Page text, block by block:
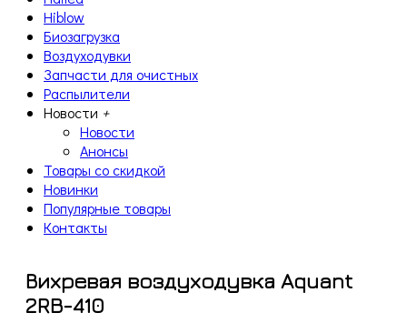
Hiblow
Биозагрузка
Воздуходувки
Запчасти для очистных
Распылители
Новости +
Новости
Анонсы
Товары со скидкой
Новинки
Популярные товары
Контакты
Вихревая воздуходувка Aquant
2RB-410